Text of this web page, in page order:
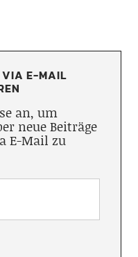
VIA E-MAIL
an, um
neue Beiträge
E-Mail zu